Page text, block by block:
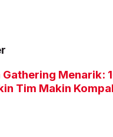
Menarik:
Tim Makin